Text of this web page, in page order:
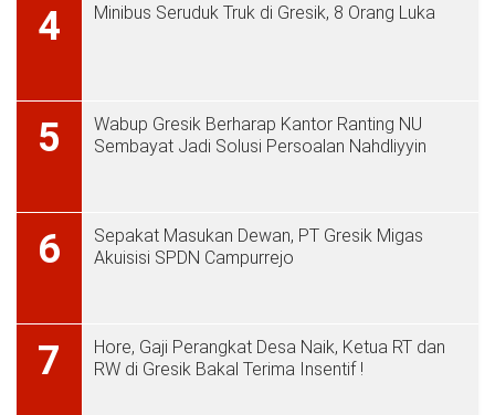
4 Minibus Seruduk Truk di Gresik, 8 Orang Luka
5
Wabup Gresik Berharap Kantor Ranting NU
Sembayat Jadi Solusi Persoalan Nahdliyyin
6
Sepakat Masukan Dewan, PT Gresik Migas
Akuisisi SPDN Campurrejo
7
Hore, Gaji Perangkat Desa Naik, Ketua RT dan
RW di Gresik Bakal Terima Insentif !